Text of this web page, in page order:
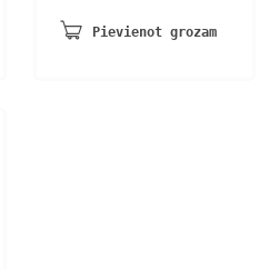
Pievienot grozam